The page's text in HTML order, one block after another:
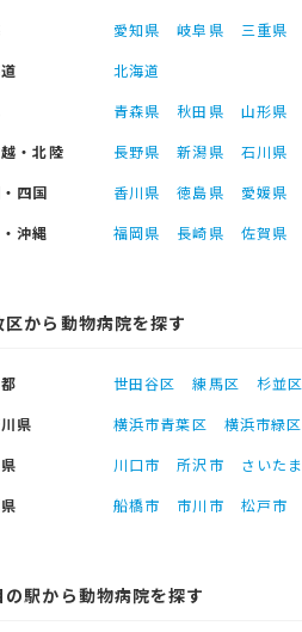
愛知県 岐阜県 三重県
北海道
青森県 秋田県 山形県
・北陸
長野県 新潟県 石川県
四国
香川県 徳島県 愛媛県
沖縄
福岡県 長崎県 佐賀県
区から動物病院を探す
世田谷区 練馬区 杉並区
県
横浜市青葉区 横浜市緑区
川口市 所沢市 さいた
船橋市 市川市 松戸市
の駅から動物病院を探す